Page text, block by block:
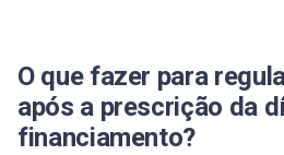
O que fazer para
após a prescrição da
financiamento?